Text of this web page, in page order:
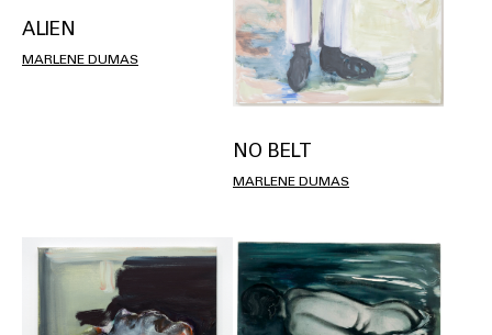
ALIEN
MARLENE DUMAS
NO BELT
MARLENE DUMAS